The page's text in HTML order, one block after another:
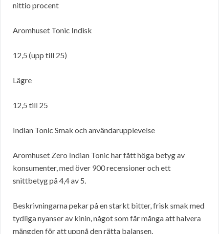
nittio procent
Aromhuset Tonic Indisk
12,5 (upp till 25)
Lägre
12,5 till 25
Indian Tonic Smak och användarupplevelse
Aromhuset Zero Indian Tonic har fått höga betyg av
konsumenter, med över 900 recensioner och ett
snittbetyg på 4,4 av 5.
Beskrivningarna pekar på en starkt bitter, frisk smak med
tydliga nyanser av kinin, något som får många att halvera
mängden för att uppnå den rätta balansen.